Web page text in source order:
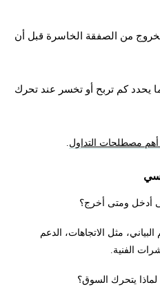
من الصفقة الخاسرة قبل أن
يحدد كم تربح أو تخسر عند تحرك
أهم مصطلحات التداول
أدخل ومتى أخرج؟
مثل الاتجاهات، الدعم
الفنية.
يتحرك السوق؟